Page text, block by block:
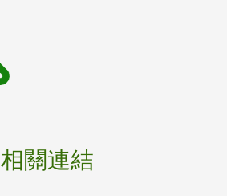
相關連結